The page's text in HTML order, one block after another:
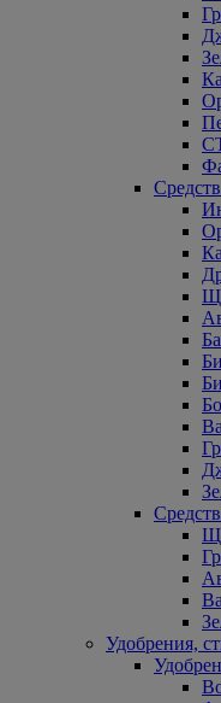
Удобрения,